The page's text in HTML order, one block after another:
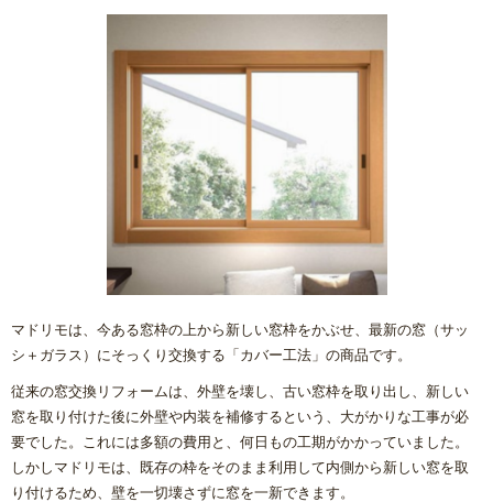
玄関ドアリフォーム
防犯対策リフォーム
遮熱対策リフォーム
バリアフリーリフォーム
熱中症対策リフォームの基礎知識｜住宅・倉庫・施設での暑
浴室乾燥機の交換・後付け
レンジフード（換気扇）リフォーム
マドリモは、今ある窓枠の上から新しい窓枠をかぶせ、最新の窓（サッ
シ＋ガラス）にそっくり交換する「カバー工法」の商品です。
従来の窓交換リフォームは、外壁を壊し、古い窓枠を取り出し、新しい
窓を取り付けた後に外壁や内装を補修するという、大がかりな工事が必
要でした。これには多額の費用と、何日もの工期がかかっていました。
しかしマドリモは、既存の枠をそのまま利用して内側から新しい窓を取
り付けるため、壁を一切壊さずに窓を一新できます。